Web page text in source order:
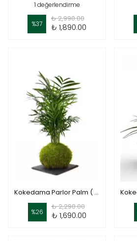
1 değerlendirme
%37
₺ 2,990.00
₺ 1,890.00
Kokedama Parlor Palm ( Mini Palmiye )
%26
₺ 2,290.00
₺ 1,690.00